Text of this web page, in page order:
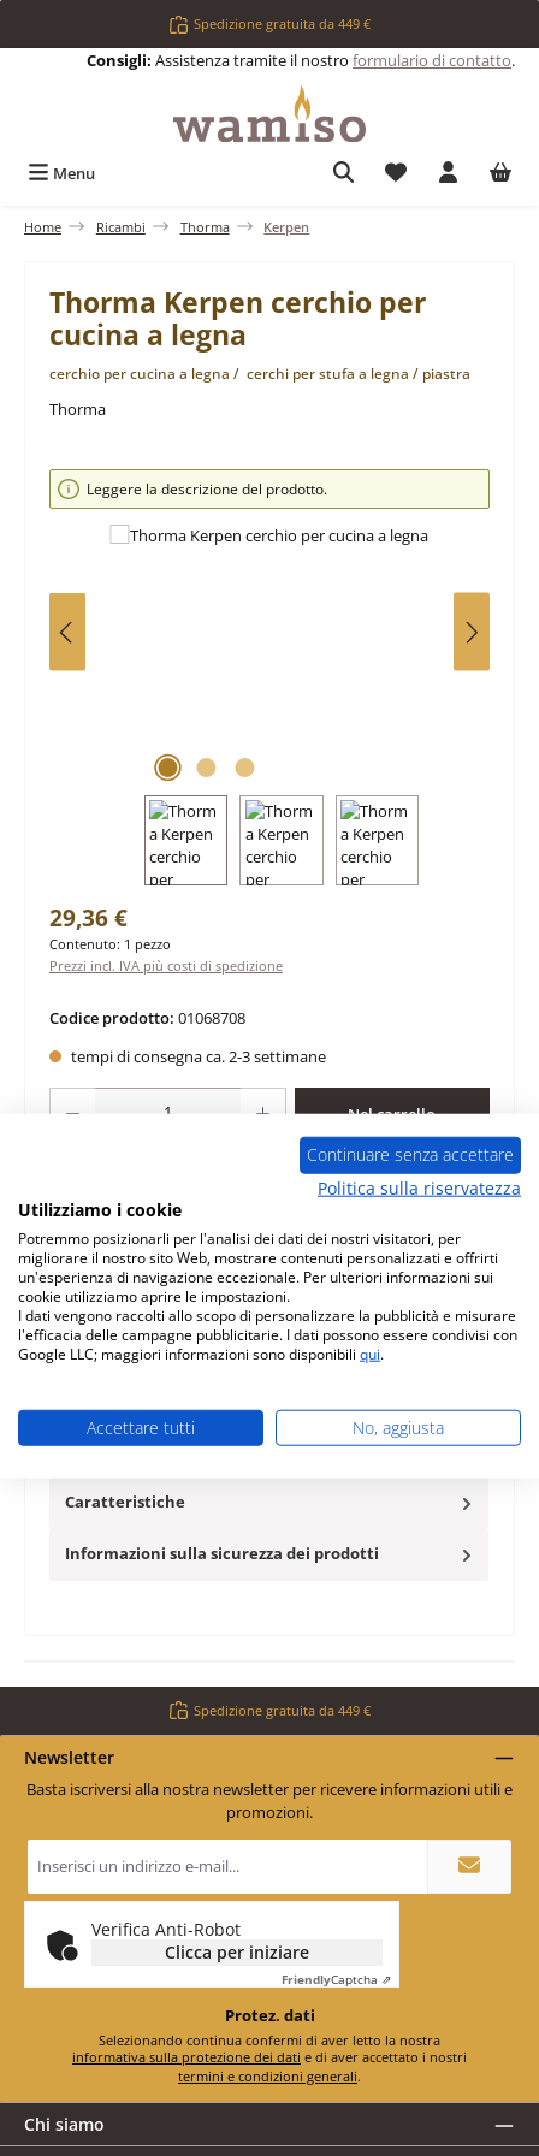
Passa al contenuto principaleSpedizione gratuita da 449 €
Consigli: Assistenza tramite il nostro formulario di contatto.
Menu Hai 0 articoli
Home Ricambi Thorma Kerpen
Thorma Kerpen cerchio per
cucina a legna
cerchio per cucina a legna / cerchi per stufa a legna / piastra
Thorma
Salta la galleria di immagini
Leggere la descrizione del prodotto.
Prezzo normale:
29,36 €
Contenuto: 1 pezzo
Prezzi incl. IVA più costi di spedizione
Codice prodotto: 01068708
tempi di consegna ca. 2-3 settimane
Nel carrello
Domanda sul prodotto
originale cerchio per cucina a legna per stufa a fuoco
continuo Thorma Kerpen Thorma Kerpen cerchio per
cucina a legna dati…Di più
Caratteristiche
Informazioni sulla sicurezza dei prodotti
Spedizione gratuita da 449 €
Newsletter
Basta iscriversi alla nostra newsletter per ricevere informazioni utili e
promozioni.
*
Verifica Anti-Robot
Clicca per iniziare
FriendlyCaptcha ⇗
Protez. dati
informativa sulla protezione dei dati
termini e condizioni generali.
Chi siamo
Continuare senza accettare
Politica sulla riservatezza
Utilizziamo i cookie
Potremmo posizionarli per l'analisi dei dati dei nostri visitatori, per
migliorare il nostro sito Web, mostrare contenuti personalizzati e offrirti
un'esperienza di navigazione eccezionale. Per ulteriori informazioni sui
cookie utilizziamo aprire le impostazioni.
I dati vengono raccolti allo scopo di personalizzare la pubblicità e misurare
l'efficacia delle campagne pubblicitarie. I dati possono essere condivisi con
Google LLC; maggiori informazioni sono disponibili qui.
Accettare tutti No, aggiusta